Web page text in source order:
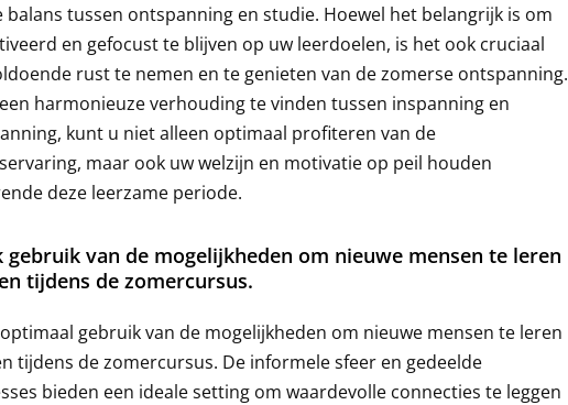
balans tussen ontspanning en studie. Hoewel het belangrijk is om
en gefocust te blijven op uw leerdoelen, is het ook cruciaal
rust te nemen en te genieten van de zomerse ontspanning.
harmonieuze verhouding te vinden tussen inspanning en
kunt u niet alleen optimaal profiteren van de
maar ook uw welzijn en motivatie op peil houden
deze leerzame periode.
gebruik van de mogelijkheden om nieuwe mensen te leren
tijdens de zomercursus.
gebruik van de mogelijkheden om nieuwe mensen te leren
tijdens de zomercursus. De informele sfeer en gedeelde
bieden een ideale setting om waardevolle connecties te leggen